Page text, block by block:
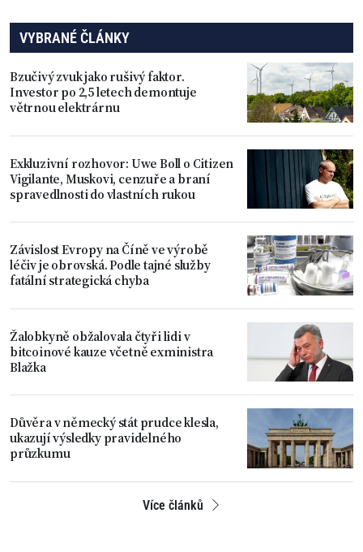
VYBRANÉ ČLÁNKY
Bzučivý zvuk jako rušivý faktor.
Investor po 2,5 letech demontuje
větrnou elektrárnu
Exkluzivní rozhovor: Uwe Boll o Citizen
Vigilante, Muskovi, cenzuře a braní
spravedlnosti do vlastních rukou
Závislost Evropy na Číně ve výrobě
léčiv je obrovská. Podle tajné služby
fatální strategická chyba
Žalobkyně obžalovala čtyři lidi v
bitcoinové kauze včetně exministra
Blažka
Důvěra v německý stát prudce klesla,
ukazují výsledky pravidelného
průzkumu
Více článků